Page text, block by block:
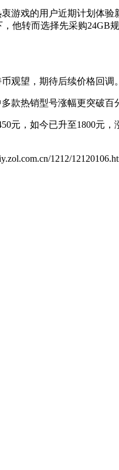
游戏的用户近期计划体
他转而选择先采购24GB
观望，期待后续价格回调。
款热销型号涨幅更突破百
元，如今已升至1800元
1212/